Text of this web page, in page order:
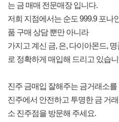
는 금 매매 전문매장 입니다.
저희 지점에서는 순도 999.9 포나
품 구매 상담 뿐만 아니라
가지고 계신 금, 은, 다이아몬드,
로 정확하게 매입해 드리고 있습
진주 금매입 잘해주는 금거래소
진주에서 안전하고 투명한 금 거
소 진주점을 방문해 주세요.